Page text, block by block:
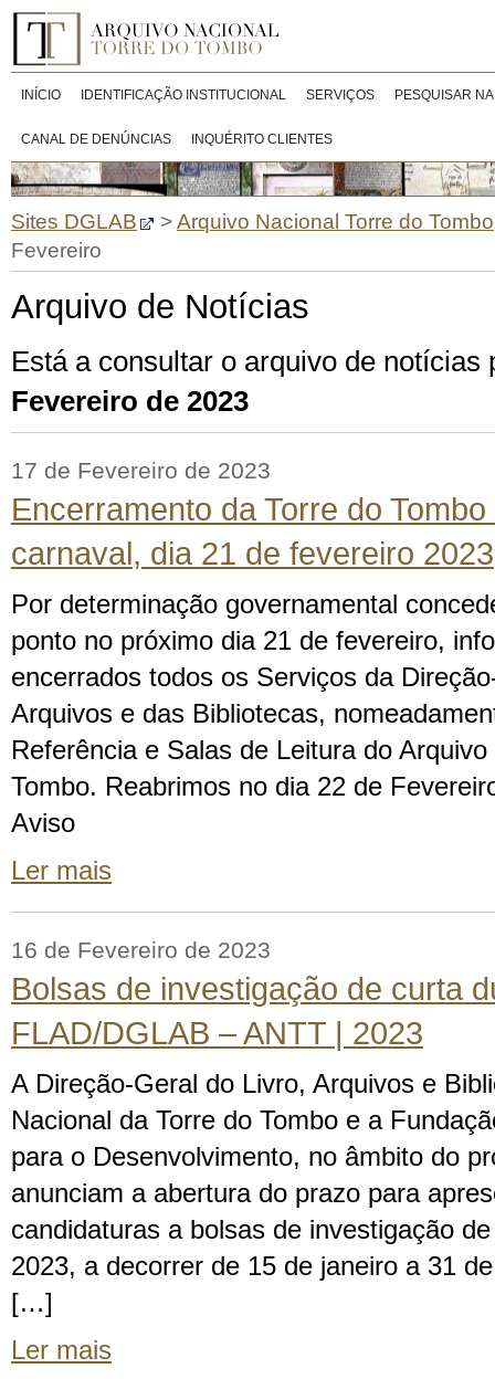
INÍCIO IDENTIFICAÇÃO INSTITUCIONAL SERVIÇOS PESQUISAR
CANAL DE DENÚNCIAS INQUÉRITO CLIENTES
Sites DGLAB >Arquivo Nacional Torre do Tombo
Fevereiro
Arquivo de Notícias
Está a consultar o arquivo de notícias
Fevereiro de 2023
17 de Fevereiro de 2023
Encerramento da Torre do
carnaval, dia 21 de fevereiro 2023
Por determinação governamental
ponto no próximo dia 21 de fevereiro,
encerrados todos os Serviços da
Arquivos e das Bibliotecas,
Referência e Salas de Leitura do
Tombo. Reabrimos no dia 22 de
Aviso
Ler mais
16 de Fevereiro de 2023
Bolsas de investigação de curta
FLAD/DGLAB – ANTT | 2023
A Direção-Geral do Livro, Arquivos e
Nacional da Torre do Tombo e a
para o Desenvolvimento, no âmbito do
anunciam a abertura do prazo para
candidaturas a bolsas de investigação
2023, a decorrer de 15 de janeiro a 31
[…]
Ler mais